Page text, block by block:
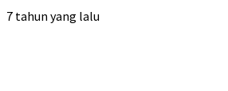
7 tahun yang lalu